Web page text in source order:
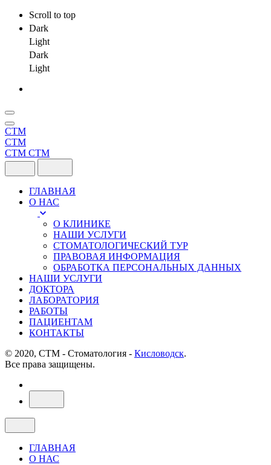
Scroll to top
Dark
Light
Dark
Light
Skip
to
content
СТМ
СТМ
СТМ СТМ
ГЛАВНАЯ
О НАС
О КЛИНИКЕ
НАШИ УСЛУГИ
СТОМАТОЛОГИЧЕСКИЙ ТУР
ПРАВОВАЯ ИНФОРМАЦИЯ
ОБРАБОТКА ПЕРСОНАЛЬНЫХ ДАННЫХ
НАШИ УСЛУГИ
ДОКТОРА
ЛАБОРАТОРИЯ
РАБОТЫ
ПАЦИЕНТАМ
КОНТАКТЫ
© 2020, СТМ - Стоматология - Кисловодск.
Все права защищены.
ГЛАВНАЯ
О НАС